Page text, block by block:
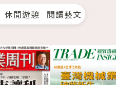
休閒遊憩 閱讀藝文